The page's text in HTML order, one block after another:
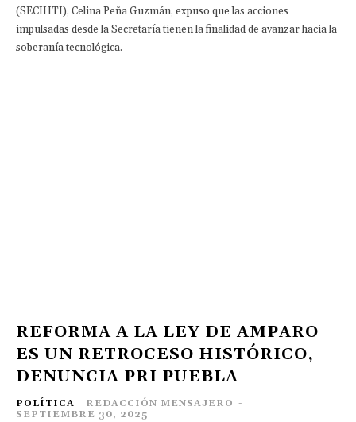
(SECIHTI), Celina Peña Guzmán, expuso que las acciones
impulsadas desde la Secretaría tienen la finalidad de avanzar hacia la
soberanía tecnológica.
REFORMA A LA LEY DE AMPARO
ES UN RETROCESO HISTÓRICO,
DENUNCIA PRI PUEBLA
POLÍTICA REDACCIÓN MENSAJERO -
SEPTIEMBRE 30, 2025